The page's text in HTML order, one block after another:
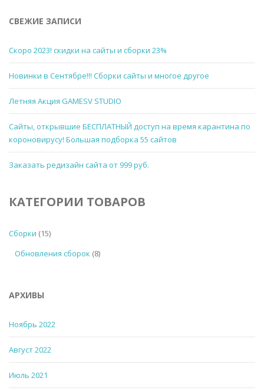
СВЕЖИЕ ЗАПИСИ
Скоро 2023! скидки на сайты и сборки 23%
Новинки в Сентябре!!! Сборки сайты и многое другое
Летняя Акция GAMESV STUDIO
Сайты, открывшие БЕСПЛАТНЫЙ доступ на время карантина по
короновирусу! Большая подборка 55 сайтов
Заказать редизайн сайта от 999 руб.
КАТЕГОРИИ ТОВАРОВ
Сборки (15)
Обновления сборок (8)
АРХИВЫ
Ноябрь 2022
Август 2022
Июль 2021